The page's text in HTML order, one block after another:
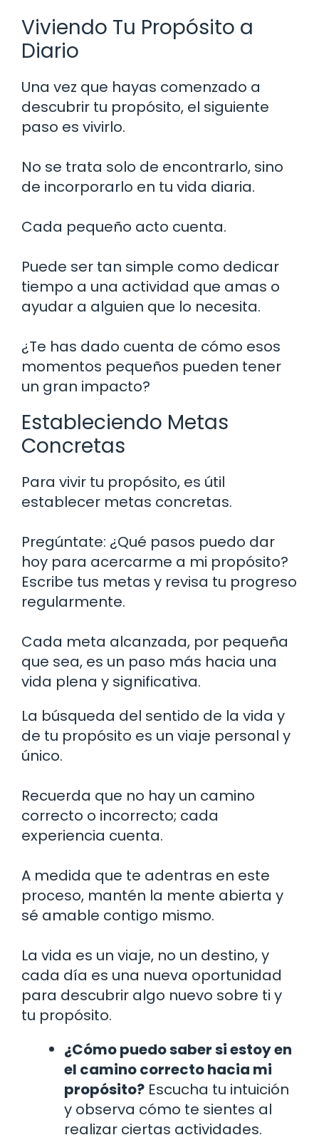
Viviendo Tu Propósito a
Diario
Una vez que hayas comenzado a
descubrir tu propósito, el siguiente
paso es vivirlo.
No se trata solo de encontrarlo, sino
de incorporarlo en tu vida diaria.
Cada pequeño acto cuenta.
Puede ser tan simple como dedicar
tiempo a una actividad que amas o
ayudar a alguien que lo necesita.
¿Te has dado cuenta de cómo esos
momentos pequeños pueden tener
un gran impacto?
Estableciendo Metas
Concretas
Para vivir tu propósito, es útil
establecer metas concretas.
Pregúntate: ¿Qué pasos puedo dar
hoy para acercarme a mi propósito?
Escribe tus metas y revisa tu progreso
regularmente.
Cada meta alcanzada, por pequeña
que sea, es un paso más hacia una
vida plena y significativa.
La búsqueda del sentido de la vida y
de tu propósito es un viaje personal y
único.
Recuerda que no hay un camino
correcto o incorrecto; cada
experiencia cuenta.
A medida que te adentras en este
proceso, mantén la mente abierta y
sé amable contigo mismo.
La vida es un viaje, no un destino, y
cada día es una nueva oportunidad
para descubrir algo nuevo sobre ti y
tu propósito.
¿Cómo puedo saber si estoy en
el camino correcto hacia mi
propósito? Escucha tu intuición
y observa cómo te sientes al
realizar ciertas actividades.